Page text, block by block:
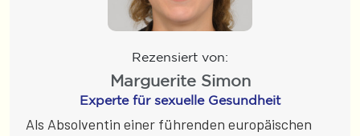
Rezensiert von:
Marguerite Simon
Experte für sexuelle Gesundheit
Als Absolventin einer führenden europäischen